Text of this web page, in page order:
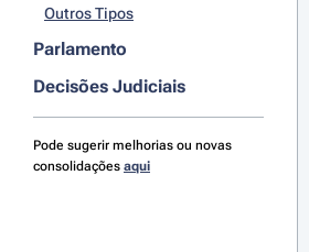
Outros Tipos
Parlamento
Decisões Judiciais
Pode sugerir melhorias ou novas
consolidações aqui